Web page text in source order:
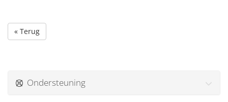
« Terug
Ondersteuning